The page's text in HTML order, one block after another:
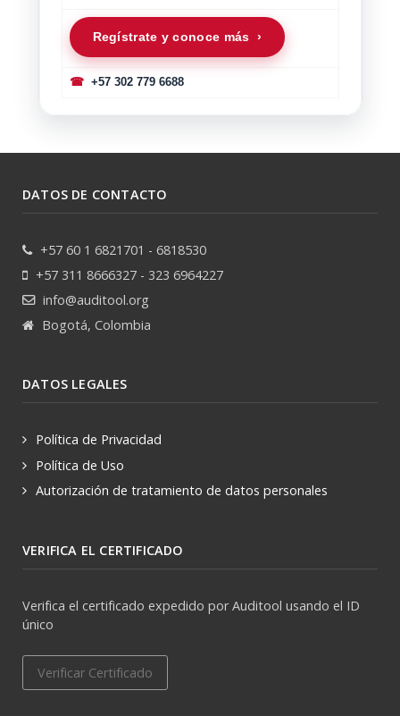
Regístrate y conoce más ›
☎+57 302 779 6688
DATOS DE CONTACTO
+57 60 1 6821701 - 6818530
+57 311 8666327 - 323 6964227
info@auditool.org
Bogotá, Colombia
DATOS LEGALES
Política de Privacidad
Política de Uso
Autorización de tratamiento de datos personales
VERIFICA EL CERTIFICADO
Verifica el certificado expedido por Auditool usando el ID
único
Verificar Certificado